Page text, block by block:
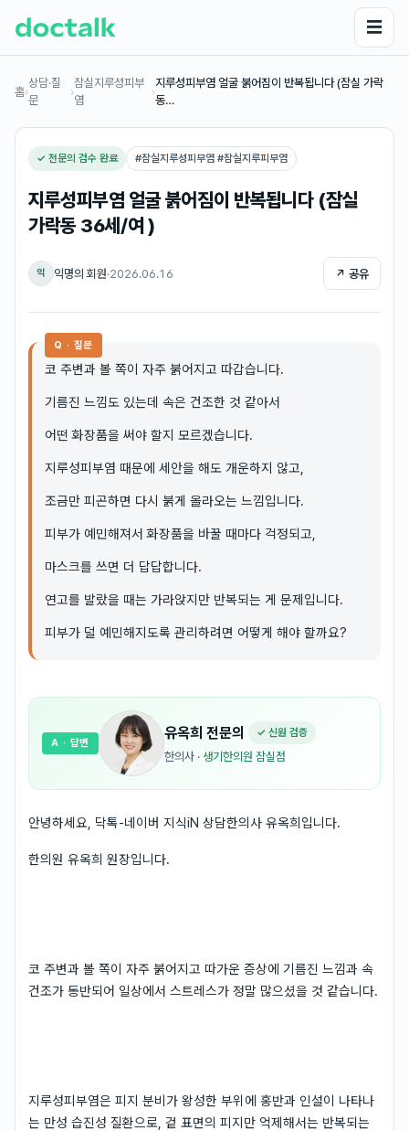
☰
홈›
상담·질
문
›
잠실지루성피부
염
›
지루성피부염 얼굴 붉어짐이 반복됩니다 (잠실 가락
동…
✓ 전문의 검수 완료 #잠실지루성피부염 #잠실지루피부염
지루성피부염 얼굴 붉어짐이 반복됩니다 (잠실
가락동 36세/여 )
익 익명의 회원·2026.06.16 ↗ 공유
Q · 질문
코 주변과 볼 쪽이 자주 붉어지고 따갑습니다.
기름진 느낌도 있는데 속은 건조한 것 같아서
어떤 화장품을 써야 할지 모르겠습니다.
지루성피부염 때문에 세안을 해도 개운하지 않고,
조금만 피곤하면 다시 붉게 올라오는 느낌입니다.
피부가 예민해져서 화장품을 바꿀 때마다 걱정되고,
마스크를 쓰면 더 답답합니다.
연고를 발랐을 때는 가라앉지만 반복되는 게 문제입니다.
피부가 덜 예민해지도록 관리하려면 어떻게 해야 할까요?
유옥희 전문의 ✓ 신원 검증
한의사 · 생기한의원 잠실점
A · 답변
안녕하세요, 닥톡-네이버 지식iN 상담한의사 유옥희입니다.
한의원 유옥희 원장입니다.
코 주변과 볼 쪽이 자주 붉어지고 따가운 증상에 기름진 느낌과 속
건조가 동반되어 일상에서 스트레스가 정말 많으셨을 것 같습니다.
지루성피부염은 피지 분비가 왕성한 부위에 홍반과 인설이 나타나
는 만성 습진성 질환으로, 겉 표면의 피지만 억제해서는 반복되는